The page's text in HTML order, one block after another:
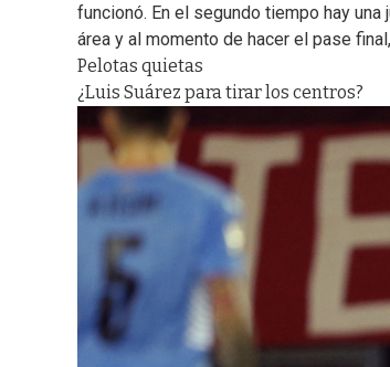
funcionó. En el segundo tiempo hay
área y al momento de hacer el pase
Pelotas quietas
¿Luis Suárez para tirar los centros?